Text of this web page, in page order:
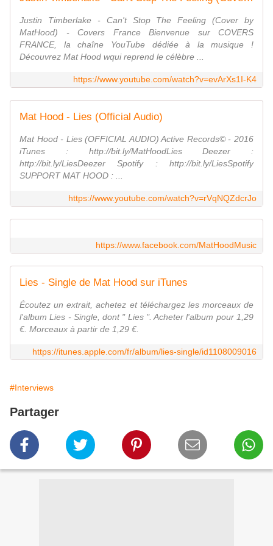
Justin Timberlake - Can't Stop The Feeling (Cover by
MatHood) - Covers France Bienvenue sur COVERS
FRANCE, la chaîne YouTube dédiée à la musique !
Découvrez Mat Hood wqui reprend le célèbre ...
https://www.youtube.com/watch?v=evArXs1I-K4
Mat Hood - Lies (Official Audio)
Mat Hood - Lies (OFFICIAL AUDIO) Active Records© - 2016
iTunes : http://bit.ly/MatHoodLies Deezer :
http://bit.ly/LiesDeezer Spotify : http://bit.ly/LiesSpotify
SUPPORT MAT HOOD : ...
https://www.youtube.com/watch?v=rVqNQZdcrJo
https://www.facebook.com/MatHoodMusic
Lies - Single de Mat Hood sur iTunes
Écoutez un extrait, achetez et téléchargez les morceaux de
l'album Lies - Single, dont " Lies ". Acheter l'album pour 1,29
€. Morceaux à partir de 1,29 €.
https://itunes.apple.com/fr/album/lies-single/id1108009016
#Interviews
Partager